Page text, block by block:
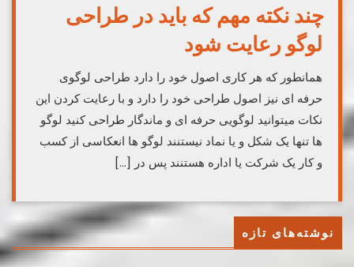
چند نکته مهم که باید در طراحی
لوگو رعایت شود
همانطور که هر کاری اصول خود را دارد طراحی لوگوی
حرفه ای نیز اصول طراحی خود را دارد و با رعایت کردن این
نکات میتوانید لوگویی حرفه ای و ماندگار طراحی کنید لوگو
ها تنها یک شکل و یا نماد نیستنند لوگو ها انعکاسی از کسب
و کار یک شرکت یا اداره هستنند پس در […]
نوشته‌های تازه